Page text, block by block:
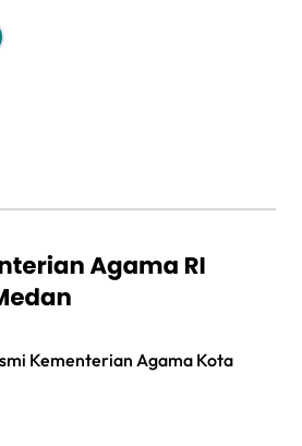
Kementerian Agama Kota